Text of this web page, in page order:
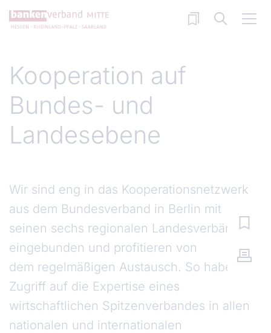
Direkt zum Inhalt
Kooperation auf
Bundes- und
Landesebene
Wir sind eng in das Kooperationsnetzwerk
aus dem Bundesverband in Berlin mit
seinen sechs regionalen Landesverbänden
eingebunden und profitieren von
dem regelmäßigen Austausch. So haben wir
Zugriff auf die Expertise eines
wirtschaftlichen Spitzenverbandes in allen
nationalen und internationalen